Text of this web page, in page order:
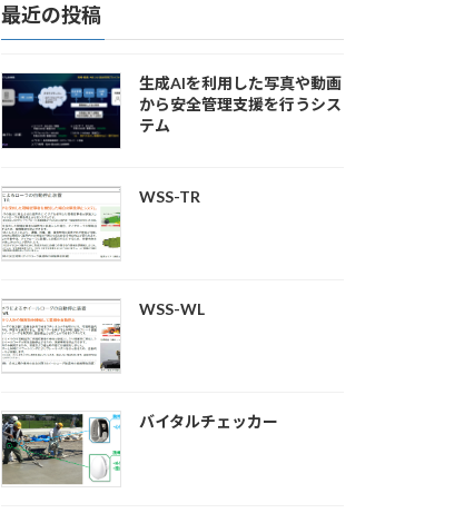
最近の投稿
生成AIを利用した写真や動画
から安全管理支援を行うシス
テム
WSS-TR
WSS-WL
バイタルチェッカー